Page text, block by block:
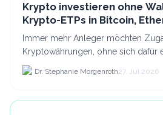
Krypto investieren ohne
Krypto-ETPs in Bitcoin,
anlegst
Immer mehr Anleger möchten
Kryptowährungen, ohne sich dafür
Wallet einrichten zu müssen. Dazu
nicht nur Bitcoin h...
Dr. Stephanie Morgenroth27. Jul 2026